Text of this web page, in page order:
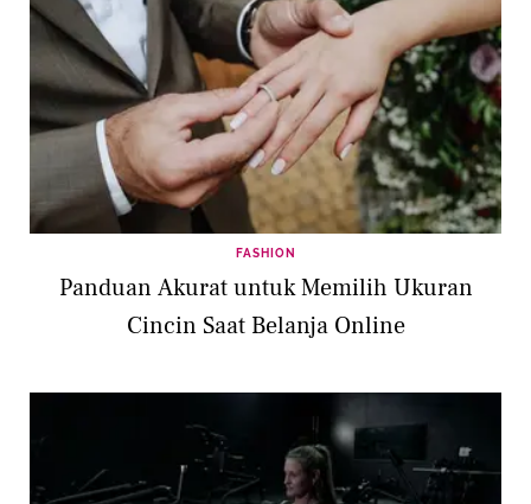
FASHION
Panduan Akurat untuk Memilih Ukuran
Cincin Saat Belanja Online